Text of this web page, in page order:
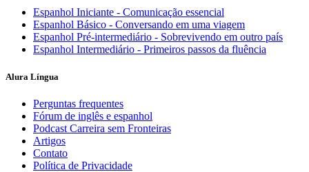
Espanhol Iniciante - Comunicação essencial
Espanhol Básico - Conversando em uma viagem
Espanhol Pré-intermediário - Sobrevivendo em outro país
Espanhol Intermediário - Primeiros passos da fluência
Alura Língua
Perguntas frequentes
Fórum de inglês e espanhol
Podcast Carreira sem Fronteiras
Artigos
Contato
Política de Privacidade